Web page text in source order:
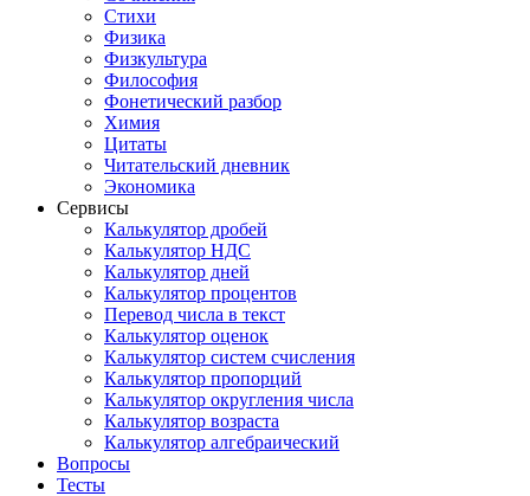
Стихи
Физика
Физкультура
Философия
Фонетический разбор
Химия
Цитаты
Читательский дневник
Экономика
Сервисы
Калькулятор дробей
Калькулятор НДС
Калькулятор дней
Калькулятор процентов
Перевод числа в текст
Калькулятор оценок
Калькулятор систем счисления
Калькулятор пропорций
Калькулятор округления числа
Калькулятор возраста
Калькулятор алгебраический
Вопросы
Тесты